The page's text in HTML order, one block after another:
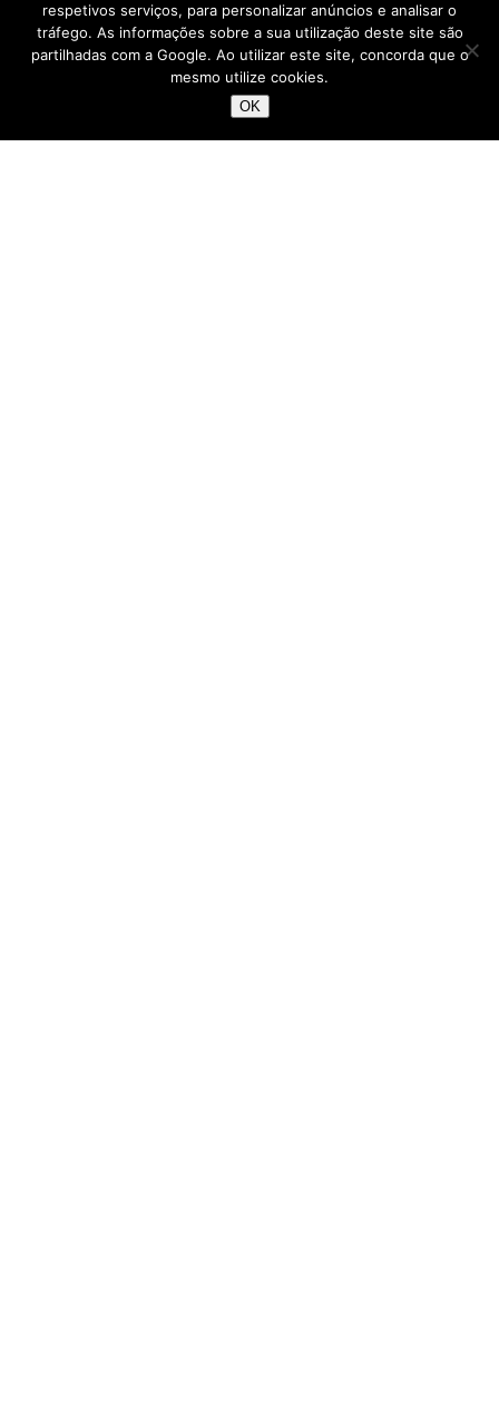
respetivos serviços, para personalizar anúncios e analisar o
tráfego. As informações sobre a sua utilização deste site são
partilhadas com a Google. Ao utilizar este site, concorda que o
mesmo utilize cookies.
OK